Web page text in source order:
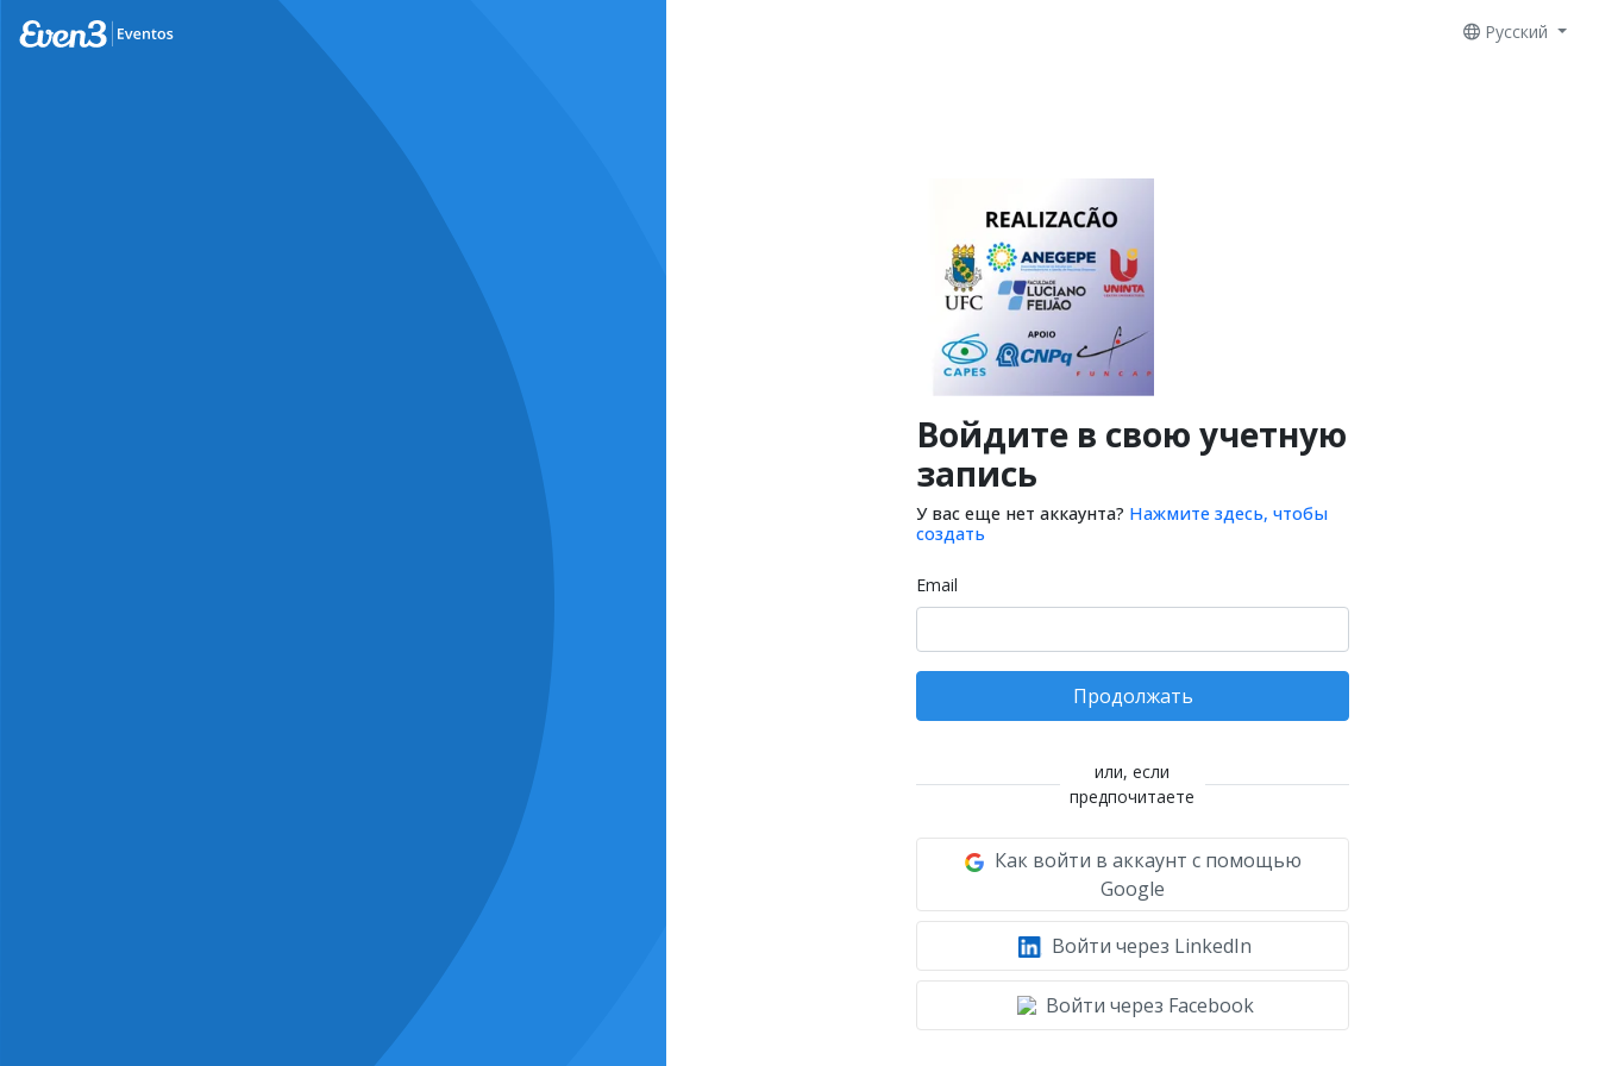
Русский
Войдите в свою учетную
запись
У вас еще нет аккаунта? Нажмите здесь, чтобы
создать
Email
Продолжать
или, если
предпочитаете
Как войти в аккаунт с помощью
Google
Войти через LinkedIn
Войти через Facebook